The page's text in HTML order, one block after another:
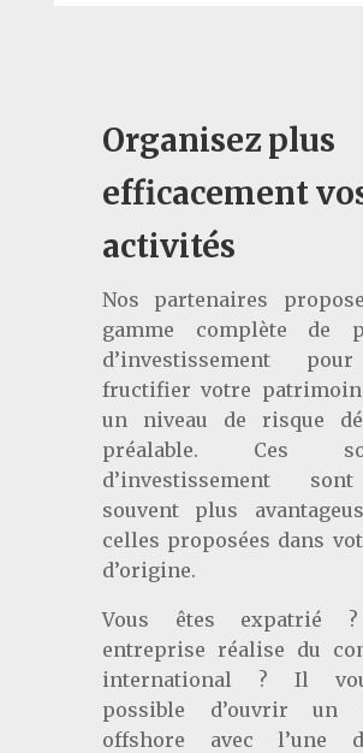
Organisez plus
efficacement
activités
Nos partenaires
gamme complète de
d’investissement
fructifier votre
un niveau de risque
préalable. Ces
d’investissement
souvent plus
celles proposées dans
d’origine.
Vous êtes expatrié
entreprise réalise du
international ? Il
possible d’ouvrir un
offshore avec l’une